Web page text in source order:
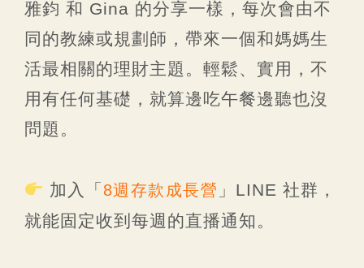
雅鈞 和 Gina 的分享一樣，每次會由不
同的教練或規劃師，帶來一個和媽媽生
活最相關的理財主題。輕鬆、實用，不
用有任何基礎，就算邊吃午餐邊聽也沒
問題。
加入「 8週存款成長營 」LINE 社群，
就能固定收到每週的直播通知。